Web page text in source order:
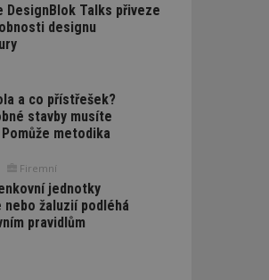
DesignBlok Talks přiveze
designu
a co přístřešek?
stavby musíte
metodika
Firemní
jednotky
žaluzií podléhá
pravidlům